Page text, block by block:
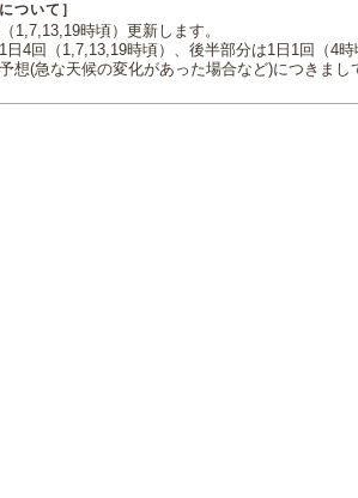
ついて］
1,7,13,19時頃）更新します。
4回（1,7,13,19時頃）、後半部分は1日1回（4時
想(急な天候の変化があった場合など)につきまし